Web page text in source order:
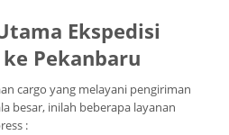
Ekspedisi
Pekanbaru
cargo yang melayani pengiriman
besar, inilah beberapa layanan
: